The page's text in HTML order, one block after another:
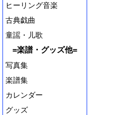
ヒーリング音楽
古典戯曲
童謡・儿歌
=楽譜・グッズ他=
写真集
楽譜集
カレンダー
グッズ